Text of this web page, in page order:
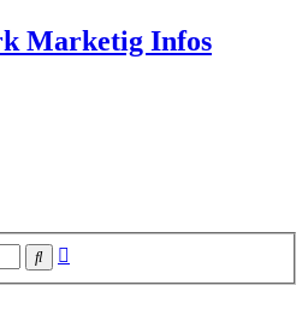
Marketig Infos
Suche